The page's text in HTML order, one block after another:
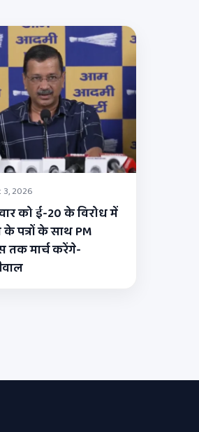
3, 2026
को ई-20 के विरोध में
पत्रों के साथ PM
तक मार्च करेंगे-